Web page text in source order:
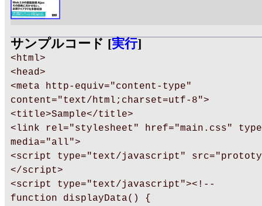
サンプルコード [実行]
<html>
<head>
<meta http-equiv="content-type"
content="text/html;charset=utf-8">
<title>Sample</title>
<link rel="stylesheet" href="main.css"
media="all">
<script type="text/javascript"
</script>
<script type="text/javascript"><!--
function displayData() {